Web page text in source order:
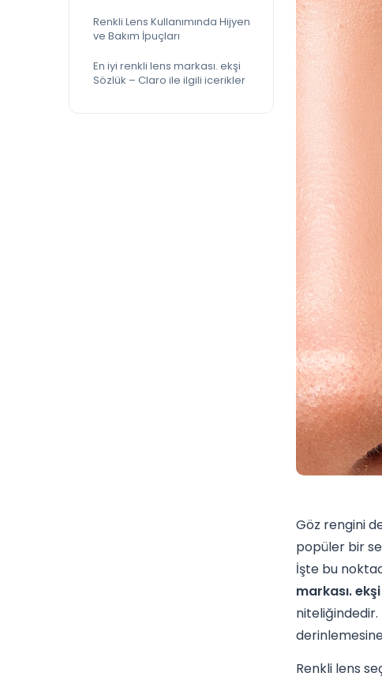
Renkli Lens Kullanımında Hijyen
ve Bakım İpuçları
En iyi renkli lens markası. ekşi
Sözlük – Claro ile ilgili icerikler
Göz rengini
popüler bir
İşte bu
markası.
niteliğindedir.
Renkli lens